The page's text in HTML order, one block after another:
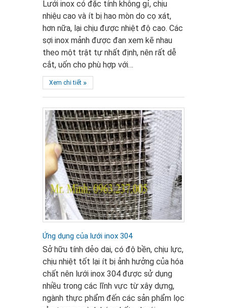
Lưới inox có đặc tính không gỉ, chịu
nhiệu cao và ít bị hao mòn do cọ xát,
hơn nữa, lại chịu được nhiệt độ cao. Các
sợi inox mảnh được đan xem kẽ nhau
theo một trật tự nhất định, nên rất dễ
cắt, uốn cho phù hợp với…
Xem chi tiết »
Ứng dụng của lưới inox 304
Sở hữu tính dẻo dai, có độ bền, chịu lực,
chịu nhiệt tốt lại ít bị ảnh hưởng của hóa
chất nên lưới inox 304 được sử dụng
nhiều trong các lĩnh vực từ xây dựng,
ngành thực phẩm đến các sản phẩm lọc